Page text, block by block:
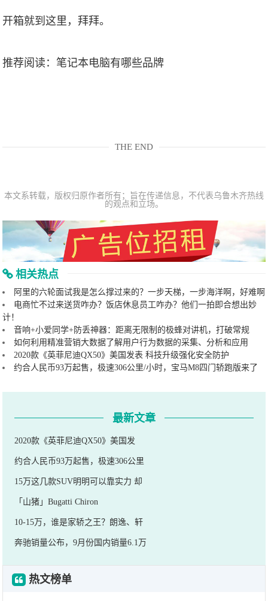
开箱就到这里，拜拜。
推荐阅读： 笔记本电脑有哪些品牌
THE END
本文系转载，版权归原作者所有；旨在传递信息，不代表乌鲁木齐热线
的观点和立场。
相关热点
阿里的六轮面试我是怎么撑过来的？一步天梯，一步海洋啊，好难啊
电商忙不过来送货咋办？饭店休息员工咋办？他们一拍即合想出妙
计！
音响+小爱同学+防丢神器：距离无限制的极蜂对讲机，打破常规
如何利用精准营销大数据了解用户行为数据的采集、分析和应用
2020款《英菲尼迪QX50》美国发表 科技升级强化安全防护
约合人民币93万起售，极速306公里/小时，宝马M8四门轿跑版来了
最新文章
2020款《英菲尼迪QX50》美国发
约合人民币93万起售，极速306公里
15万这几款SUV明明可以靠实力 却
「山猪」Bugatti Chiron
10-15万，谁是家轿之王？朗逸、轩
奔驰销量公布，9月份国内销量6.1万
热文榜单